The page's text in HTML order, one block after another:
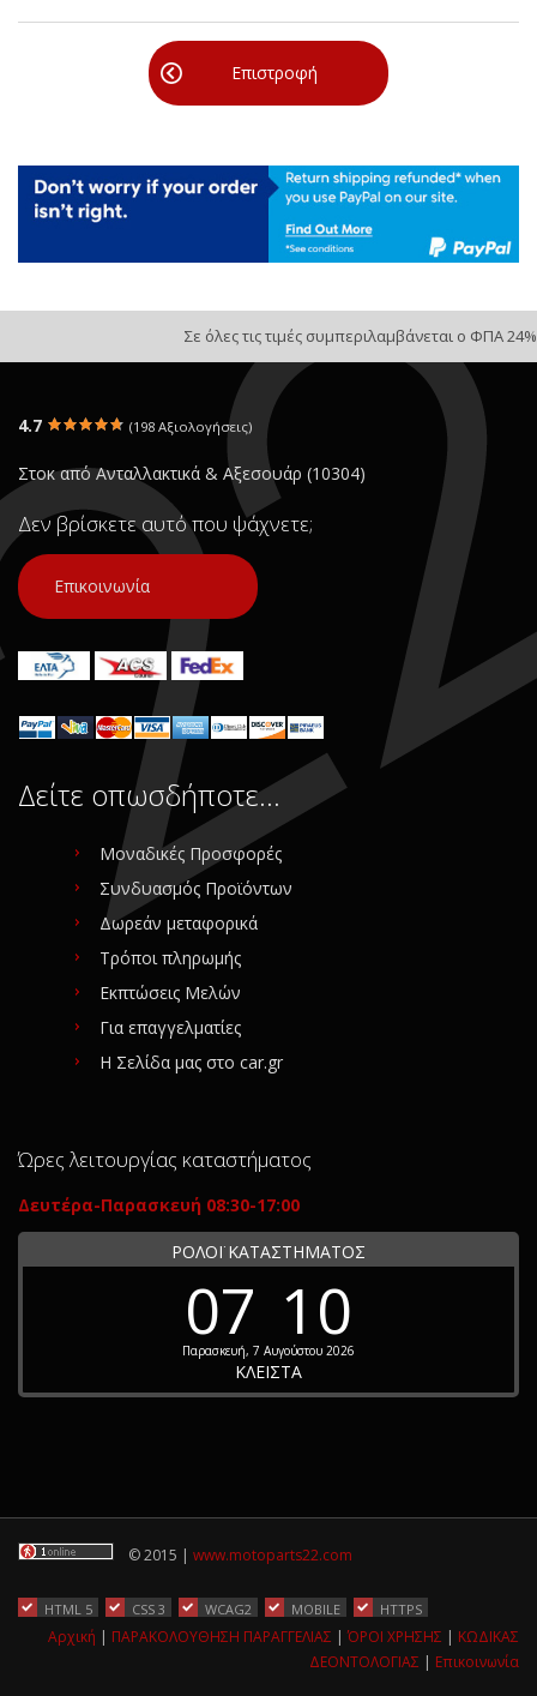
Επιστροφή
Σε όλες τις τιμές συμπεριλαμβάνεται ο ΦΠΑ 24%
4.7 (198 Αξιολογήσεις)
Στοκ από Ανταλλακτικά & Αξεσουάρ (10304)
Δεν βρίσκετε αυτό που ψάχνετε;
Επικοινωνία
Δείτε οπωσδήποτε…
Μοναδικές Προσφορές
Συνδυασμός Προϊόντων
Δωρεάν μεταφορικά
Τρόποι πληρωμής
Εκπτώσεις Μελών
Για επαγγελματίες
Η Σελίδα μας στο car.gr
Ώρες λειτουργίας καταστήματος
Δευτέρα-Παρασκευή 08:30-17:00
ΡΟΛΟΪ ΚΑΤΑΣΤΗΜΑΤΟΣ
07 10
Παρασκευή, 7 Αυγούστου 2026
ΚΛΕΙΣΤΑ
© 2015 | www.motoparts22.com
HTML 5 CSS 3 WCAG2 MOBILE HTTPS
Αρχική | ΠΑΡΑΚΟΛΟΥΘΗΣΗ ΠΑΡΑΓΓΕΛΙΑΣ |ΌΡΟΙ ΧΡΗΣΗΣ | ΚΩΔΙΚΑΣ
ΔΕΟΝΤΟΛΟΓΙΑΣ | Επικοινωνία